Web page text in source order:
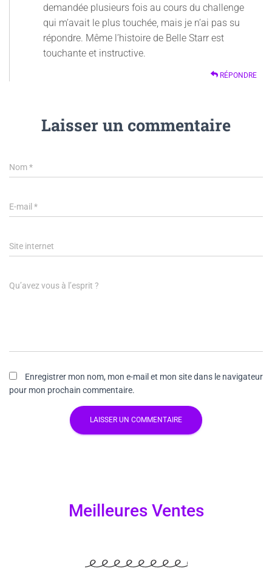
demandée plusieurs fois au cours du challenge
qui m’avait le plus touchée, mais je n’ai pas su
répondre. Même l’histoire de Belle Starr est
touchante et instructive.
RÉPONDRE
Laisser un commentaire
Nom*
E-mail *
Site internet
Qu’avez vous à l’esprit ?
Enregistrer mon nom, mon e-mail et mon site dans le navigateur
pour mon prochain commentaire.
Meilleures Ventes